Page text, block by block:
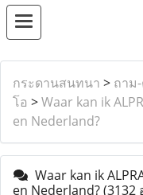
กระดานสนทนา > ถาม
โอ >Waar kan ik
en Nederland?
Waar kan ik
en Nederland?(3132